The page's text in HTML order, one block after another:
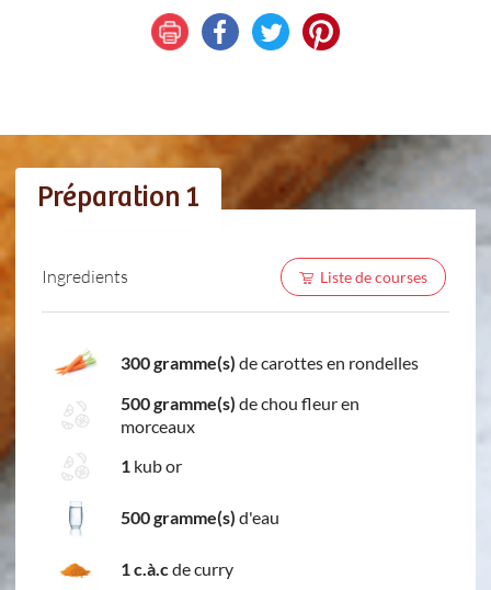
Préparation 1
Ingredients Liste de courses
300 gramme(s) de carottes en rondelles
500 gramme(s) de chou fleur en
morceaux
1 kub or
500 gramme(s) d'eau
1 c.à.cde curry